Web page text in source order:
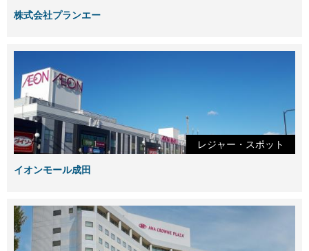
株式会社プランエー
レジャー・スポット
イオンモール成田